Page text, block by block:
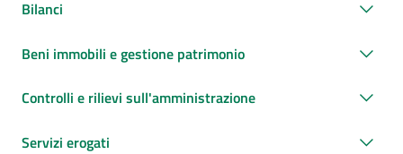
Bilanci
Beni immobili e gestione patrimonio
Controlli e rilievi sull'amministrazione
Servizi erogati